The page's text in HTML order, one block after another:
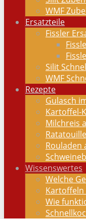
WMF
Ersatzteile
Fissler
Silit
WMF
Rezepte
Gulasch
Kartoffel-
Milchreis
Rouladen
Wissenswertes
Welche
Kartoffeln
Wie